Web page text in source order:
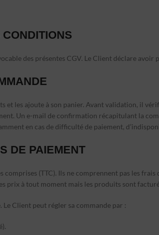
des présentes CGV. Le Client déclare
et les ajoute à son panier. Avant validation, il
Un e-mail de confirmation récapitulant la
en cas de difficulté de paiement,
DE PAIEMENT
comprises (TTC). Ils ne comprennent pas les
prix à tout moment mais les produits sont
Client peut régler sa commande par :